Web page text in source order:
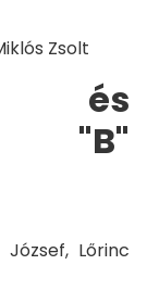
Zsolt
és
"B"
Lőrinc